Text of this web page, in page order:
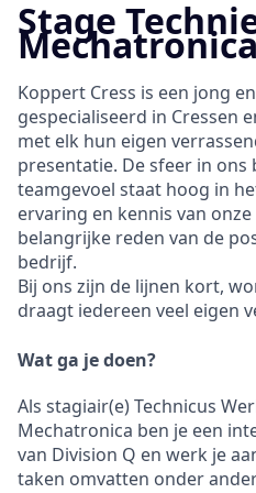
Stage
Koppert Cress is een jong
gespecialiseerd in Cressen
met elk hun eigen
presentatie. De sfeer in
teamgevoel staat hoog in
ervaring en kennis van
belangrijke reden van de
bedrijf.
Bij ons zijn de lijnen kort,
draagt iedereen veel eigen
Wat ga je doen?
Als stagiair(e) Technicus
Mechatronica ben je een
van Division Q en werk je
taken omvatten onder